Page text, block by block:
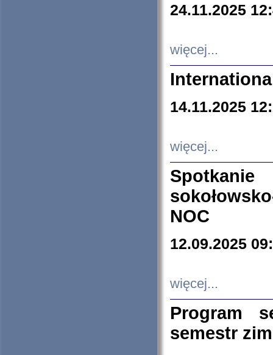
24.11.2025
więcej...
14.11.2025
więcej...
NOC
12.09.2025
więcej...
Program
semestr